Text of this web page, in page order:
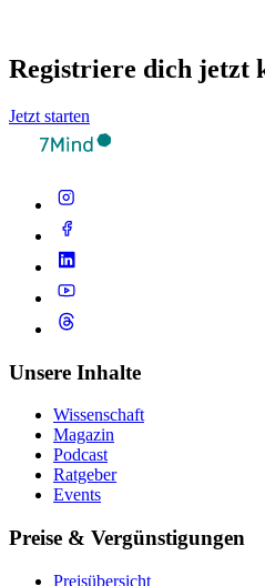
Registriere dich jetzt
Jetzt starten
Unsere Inhalte
Wissenschaft
Magazin
Podcast
Ratgeber
Events
Preise & Vergünstigungen
Preisübersicht